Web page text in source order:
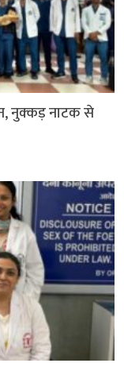
नुक्कड़ नाटक से